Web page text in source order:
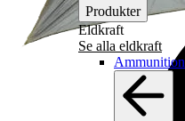
Produkter
Eldkraft
Se alla eldkraft
Ammunition